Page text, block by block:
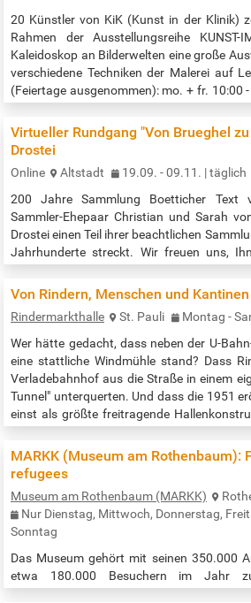
20 Künstler von KiK (Kunst in der Klinik)
Rahmen der Ausstellungsreihe KUNST-
Kaleidoskop an Bilderwelten eine große
verschiedene Techniken der Malerei auf
(Feiertage ausgenommen): mo. + fr. 10:00
410. Eintritt frei zu allen Öffnungszeiten!
Virtueller Rundgang "Von Brueghel
Drostei
Online Altstadt
19.09. - 09.11. | täglich
200 Jahre Sammlung Boetticher Text
Sammler-Ehepaar Christian und Sarah
Drostei einen Teil ihrer beachtlichen
Jahrhunderte streckt. Wir freuen uns,
sind zu sehen, angefangen bei den
des 17. Jahrhunderts über deutsche Kunst
hin…
Von Rindern, Menschen und Kantinen
Rindermarkthalle St. Pauli
Montag -
Wer hätte gedacht, dass neben der U-
eine stattliche Windmühle stand? Dass
Verladebahnhof aus die Straße in einem
Tunnel" unterquerten. Und dass die 1951
einst als größte freitragende
welche als Koproduktion vom St. Pauli
MARKK (Museum am Rothenbaum):
refugees
Museum am Rothenbaum (MARKK)
Nur Dienstag, Mittwoch, Donnerstag,
Sonntag
Das Museum gehört mit seinen 350.000
etwa 180.000 Besuchern im Jahr